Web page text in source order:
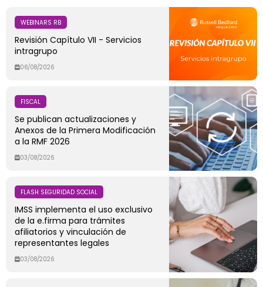
WEBINARS RB
Revisión Capítulo VII - Servicios
intragrupo
06/08/2026
FISCAL
Se publican actualizaciones y
Anexos de la Primera Modificación
a la RMF 2026
03/08/2026
FLASH SEGURIDAD SOCIAL
IMSS implementa el uso exclusivo
de la e.firma para trámites
afiliatorios y vinculación de
representantes legales
03/08/2026